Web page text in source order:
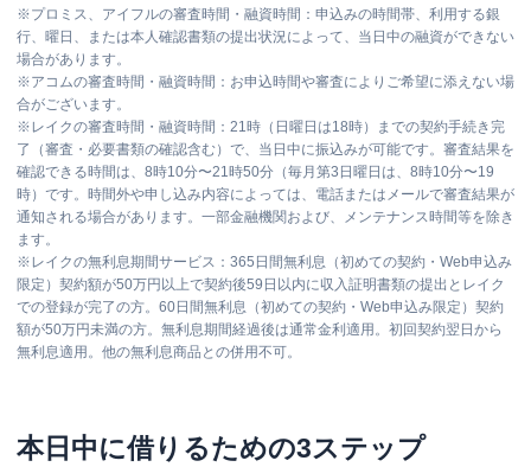
※プロミス、アイフルの審査時間・融資時間：申込みの時間帯、利用する銀
行、曜日、または本人確認書類の提出状況によって、当日中の融資ができない
場合があります。
※アコムの審査時間・融資時間：お申込時間や審査によりご希望に添えない場
合がございます。
※ レイクの審査時間・融資時間：21時（日曜日は18時）までの契約手続き完
了（審査・必要書類の確認含む）で、当日中に振込みが可能です。審査結果を
確認できる時間は、8時10分〜21時50分（毎月第3日曜日は、8時10分〜19
時）です。時間外や申し込み内容によっては、電話またはメールで審査結果が
通知される場合があります。一部金融機関および、メンテナンス時間等を除き
ます。
※ レイクの無利息期間サービス：365日間無利息（初めての契約・Web申込み
限定）契約額が50万円以上で契約後59日以内に収入証明書類の提出とレイク
での登録が完了の方。60日間無利息（初めての契約・Web申込み限定）契約
額が50万円未満の方。無利息期間経過後は通常金利適用。初回契約翌日から
無利息適用。他の無利息商品との併用不可。
本日中に借りるための3ステップ